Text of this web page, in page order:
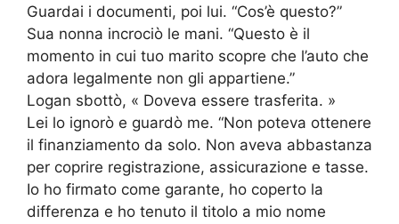
Guardai i documenti, poi lui. “Cos’è questo?”
Sua nonna incrociò le mani. “Questo è il
momento in cui tuo marito scopre che l’auto che
adora legalmente non gli appartiene.”
Logan sbottò, « Doveva essere trasferita. »
Lei lo ignorò e guardò me. “Non poteva ottenere
il finanziamento da solo. Non aveva abbastanza
per coprire registrazione, assicurazione e tasse.
Io ho firmato come garante, ho coperto la
differenza e ho tenuto il titolo a mio nome